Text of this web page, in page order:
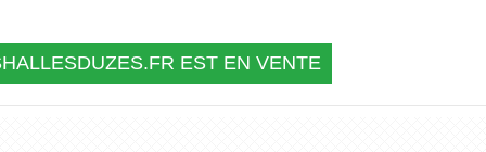
EST EN VENTE